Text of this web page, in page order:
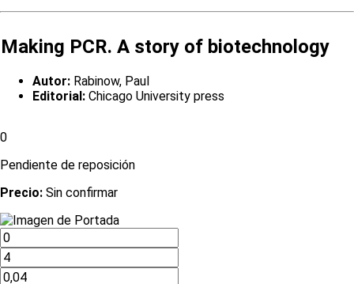
Making PCR. A story of biotechnology
Autor: Rabinow, Paul
Editorial: Chicago University press
0
Pendiente de reposición
Precio: Sin confirmar